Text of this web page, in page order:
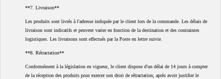
**7. Livraison**
Les produits sont livrés à l'adresse indiquée par le client lors de la commande. Les délais de
livraison sont indicatifs et peuvent varier en fonction de la destination et des contraintes
logistiques. Les livraisons sont effectués par la Poste en lettre suivie.
**8. Rétractation**
Conformément à la législation en vigueur, le client dispose d'un délai de 14 jours à compter
de la réception des produits pour exercer son droit de rétractation, après avoir justifier le